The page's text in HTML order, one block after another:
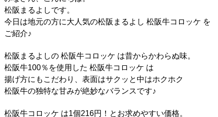
松阪まるよしです。
今日は地元の方に大人気の松阪まるよし 松阪牛コロッケ を
ご紹介♪
松阪まるよしの 松阪牛コロッケ は昔からかわらぬ味。
松阪牛100％を使用した 松阪牛コロッケ は
揚げ方にもこだわり、表面はサクッと中はホクホク
松阪牛の独特な甘みが絶妙なバランスです♪
松阪牛コロッケ は1個216円！とお求めやすい価格。